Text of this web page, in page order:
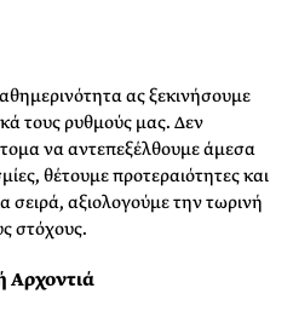
ας ξεκινήσουμε
τους ρυθμούς μας. Δεν
να αντεπεξέλθουμε άμεσα
θέτουμε προτεραιότητες και
αξιολογούμε την τωρινή
στόχους.
Αρχοντιά